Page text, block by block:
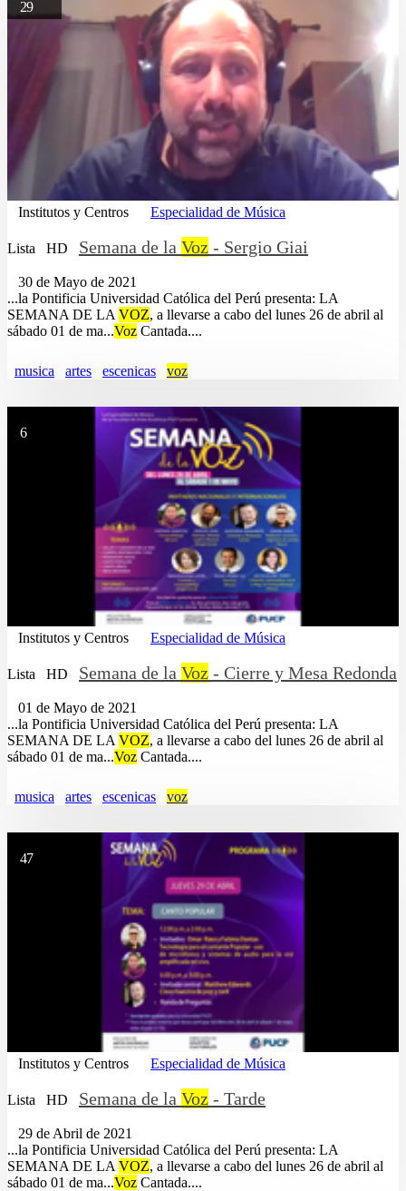
29
Institutos y Centros Especialidad de Música
Lista HD Semana de la Voz - Sergio Giai
30 de Mayo de 2021
...la Pontificia Universidad Católica del Perú presenta: LA
SEMANA DE LA VOZ, a llevarse a cabo del lunes 26 de abril al
sábado 01 de ma...Voz Cantada....
musica artes escenicas voz
6
Institutos y Centros Especialidad de Música
Lista HD Semana de la Voz - Cierre y Mesa Redonda
01 de Mayo de 2021
...la Pontificia Universidad Católica del Perú presenta: LA
SEMANA DE LA VOZ, a llevarse a cabo del lunes 26 de abril al
sábado 01 de ma...Voz Cantada....
musica artes escenicas voz
47
Institutos y Centros Especialidad de Música
Lista HD Semana de la Voz - Tarde
29 de Abril de 2021
...la Pontificia Universidad Católica del Perú presenta: LA
SEMANA DE LA VOZ, a llevarse a cabo del lunes 26 de abril al
sábado 01 de ma...Voz Cantada....